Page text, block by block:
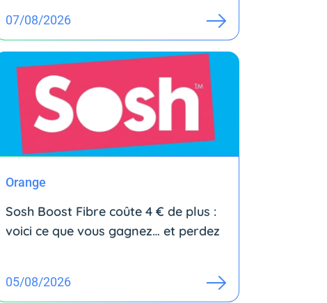
07/08/2026
Orange
Sosh Boost Fibre coûte 4 € de plus :
voici ce que vous gagnez… et perdez
05/08/2026